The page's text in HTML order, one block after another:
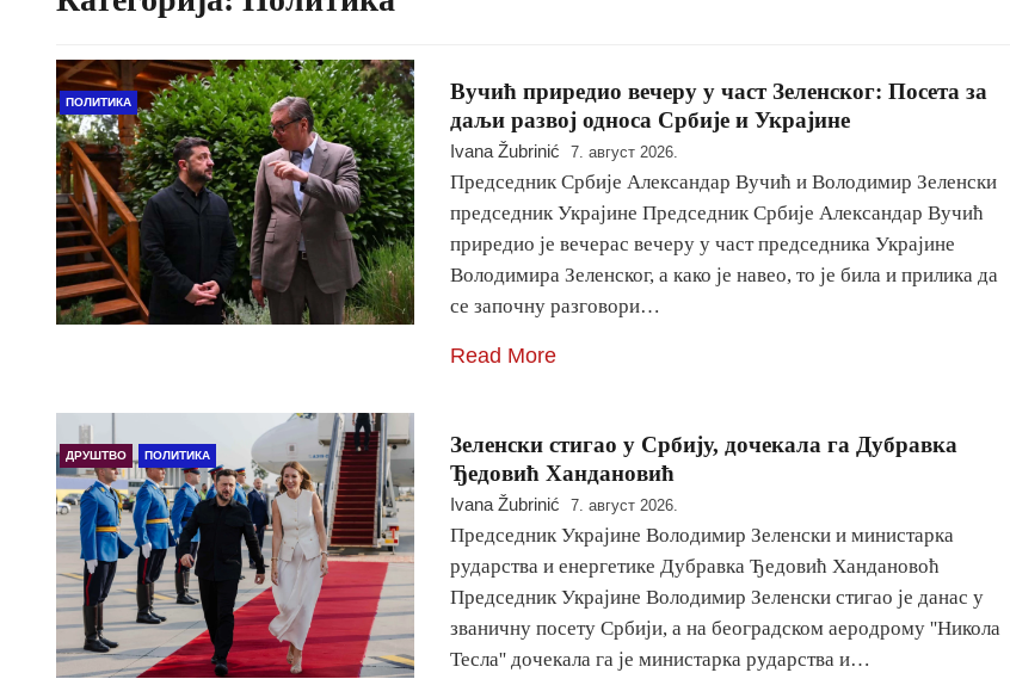
ПОЛИТИКА
Вучић приредио вечеру у част Зеленског: Посета за
даљи развој односа Србије и Украјине
Ivana Žubrinić 7. август 2026.
Председник Србије Александар Вучић и Володимир Зеленски
председник Украјине Председник Србије Александар Вучић
приредио је вечерас вечеру у част председника Украјине
Володимира Зеленског, а како је навео, то је била и прилика да
се започну разговори…
Read More
ДРУШТВО ПОЛИТИКА
Зеленски стигао у Србију, дочекала га Дубравка
Ђедовић Хандановић
Ivana Žubrinić 7. август 2026.
Председник Украјине Володимир Зеленски и министарка
рударства и енергетике Дубравка Ђедовић Хандановоћ
Председник Украјине Володимир Зеленски стигао је данас у
званичну посету Србији, а на београдском аеродрому ''Никола
Тесла'' дочекала га је министарка рударства и…